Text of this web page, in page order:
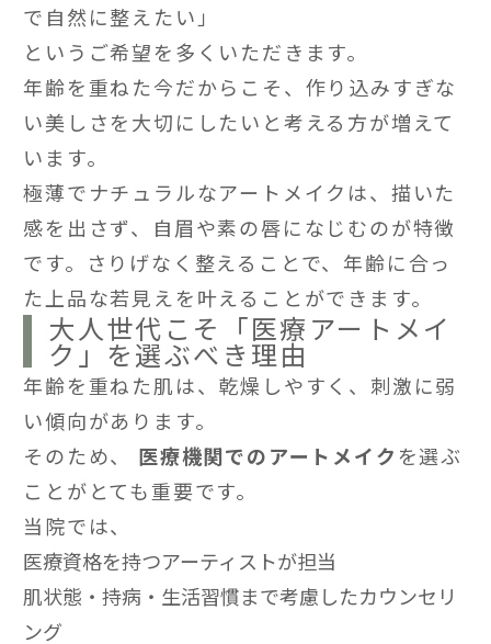
で自然に整えたい」
というご希望を多くいただきます。
年齢を重ねた今だからこそ、作り込みすぎな
い美しさを大切にしたいと考える方が増えて
います。
極薄でナチュラルなアートメイクは、描いた
感を出さず、自眉や素の唇になじむのが特徴
です。さりげなく整えることで、年齢に合っ
た上品な若見えを叶えることができます。
大人世代こそ「医療アートメイ
ク」を選ぶべき理由
年齢を重ねた肌は、乾燥しやすく、刺激に弱
い傾向があります。
そのため、 医療機関でのアートメイクを選ぶ
ことがとても重要です。
当院では、
医療資格を持つアーティストが担当
肌状態・持病・生活習慣まで考慮したカウンセリ
ング